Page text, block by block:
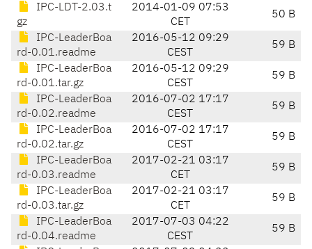
IPC-LDT-2.03.t
gz
2014-01-09 07:53
CET
50 B
IPC-LeaderBoa
rd-0.01.readme
2016-05-12 09:29
CEST
59 B
IPC-LeaderBoa
rd-0.01.tar.gz
2016-05-12 09:29
CEST
59 B
IPC-LeaderBoa
rd-0.02.readme
2016-07-02 17:17
CEST
59 B
IPC-LeaderBoa
rd-0.02.tar.gz
2016-07-02 17:17
CEST
59 B
IPC-LeaderBoa
rd-0.03.readme
2017-02-21 03:17
CET
59 B
IPC-LeaderBoa
rd-0.03.tar.gz
2017-02-21 03:17
CET
59 B
IPC-LeaderBoa
rd-0.04.readme
2017-07-03 04:22
CEST
59 B